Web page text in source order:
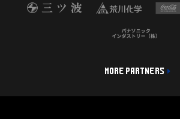
MORE PARTNERS